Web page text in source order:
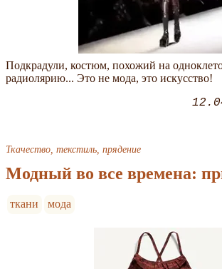
Подкрадули, костюм, похожий на
радиолярию... Это не мода, это искусство!
Ткачество, текстиль, прядение
Модный во все времена:
ткани мода